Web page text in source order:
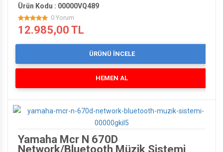
Ürün Kodu : 00000VQ489
0 Yorum
12.985,00 TL
ÜRÜNÜ İNCELE
HEMEN AL
Yamaha Mcr N 670D
Network/Bluetooth Müzik Sistemi